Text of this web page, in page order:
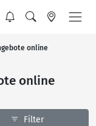
online
online
Filter